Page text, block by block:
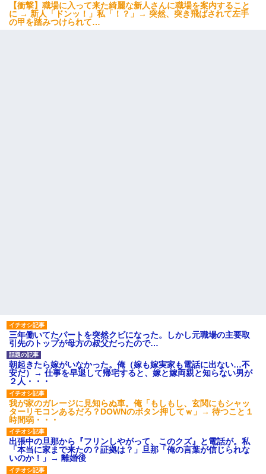
【衝撃】職場に入って来た綺麗な新人さんに職場を案内すること
に → 新人「ドンッ！」私「！？」→ 突然、突き飛ばされて左手
の甲を踏みつけられて…
三年働いてたパートを突然クビになった。しかし元職場の主要取
引先のトップが母方の叔父だったので…
朝起きたら嫁がいなかった。俺（嫁も嫁実家も電話に出ない…不
安だ）→ 仕事を早退して帰宅すると、嫁と嫁両親と知らない男が
２人・・・
我が家のガレージに見知らぬ車。俺「もしもし、玄関にもシャッ
ターリモコンあるだろ？DOWNのボタン押してｗ」→ 待つこと１
時間弱・・・
出張中の旦那から『フリンしやがって、このクズ』と電話が。私
「本当に家まで来たの？証拠は？」旦那「俺の言葉が信じられな
いのか！」→ 離婚後